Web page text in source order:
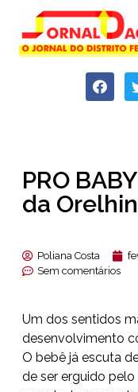
PRO
da
Poliana Costa
Sem comentários
Um dos sentidos
desenvolvimento
O bebê já escuta
de ser erguido